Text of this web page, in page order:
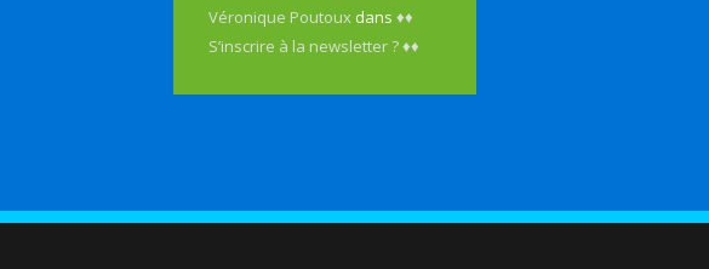
Véronique Poutoux dans♦♦
S’inscrire à la newsletter ? ♦♦